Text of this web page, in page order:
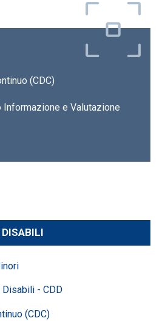
(CDC)
Informazione e Valutazione
DISABILI
Disabili - CDD
(CDC)